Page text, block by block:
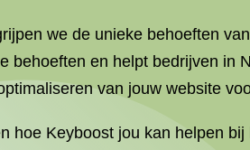
we de unieke behoeften
behoeften en helpt bedrijven in
van jouw website
hoe Keyboost jou kan helpen